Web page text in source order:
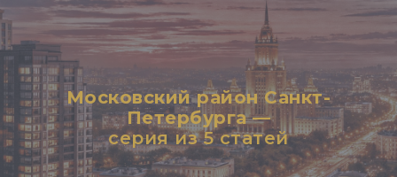
Московский район Санкт-
Петербурга—
серия из 5 статей